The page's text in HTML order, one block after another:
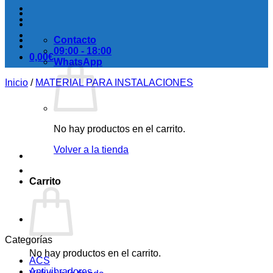
0,00€
No hay productos en el carrito.
Volver a la tienda
Carrito
No hay productos en el carrito.
Contacto
09:00 - 18:00
WhatsApp
Inicio / MATERIAL PARA INSTALACIONES
Categorías
ACS